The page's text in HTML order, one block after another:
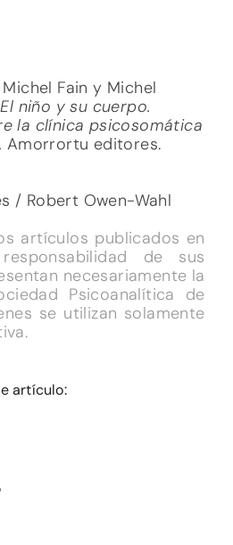
Fain y Michel
El niño y su cuerpo.
la clínica psicosomática
Amorrortu editores.
/ Robert Owen-Wahl
artículos publicados en
de sus
necesariamente la
Psicoanalítica de
se utilizan solamente
artículo: